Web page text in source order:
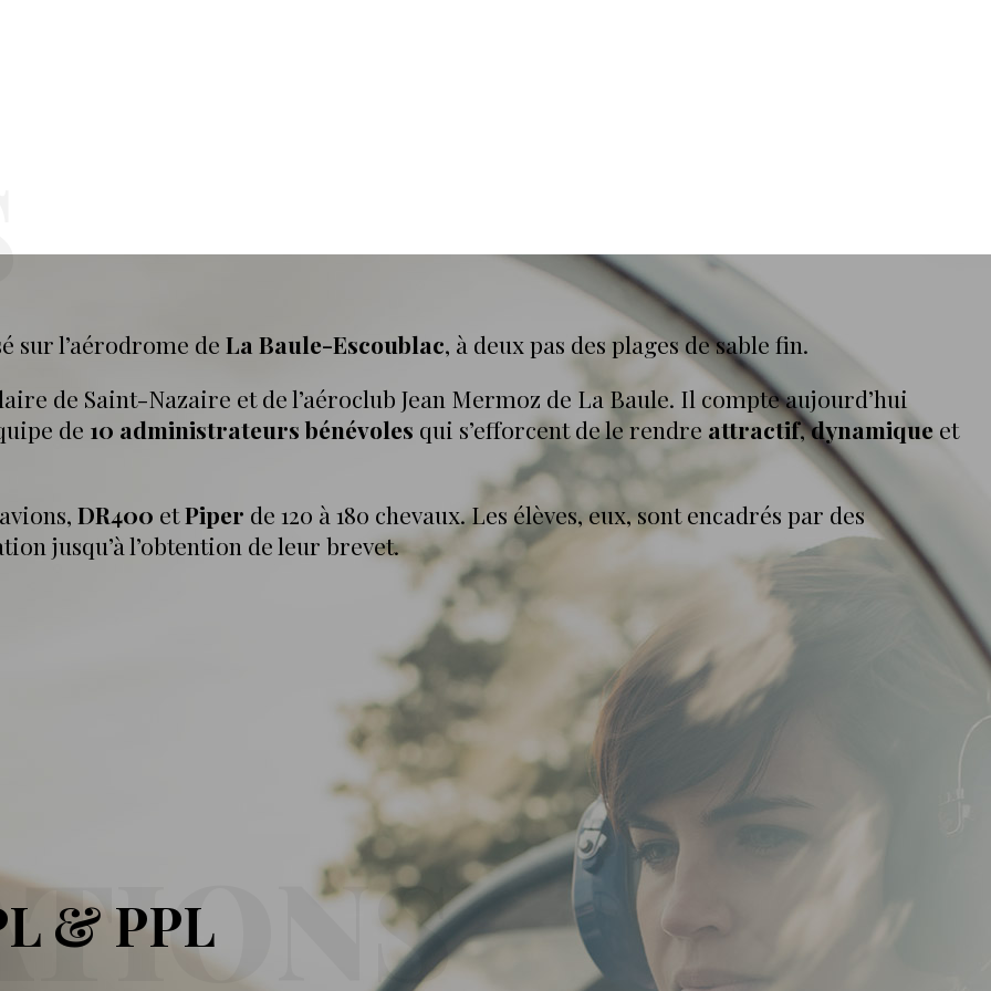
Populaire de Saint-Nazaire et de
aujourd’hui environ 180 adhérents.
sur l’aérodrome de La Baule-Escoublac, à deux pas des plages de sable fin.
de Saint-Nazaire et de l’aéroclub Jean Mermoz de La Baule. Il compte aujourd’hui
de 10 administrateurs bénévoles qui s’efforcent de le rendre attractif,dynamique et
DR400 etPiper de 120 à 180 chevaux. Les élèves, eux, sont encadrés par des
jusqu’à l’obtention de leur brevet.
& PPL